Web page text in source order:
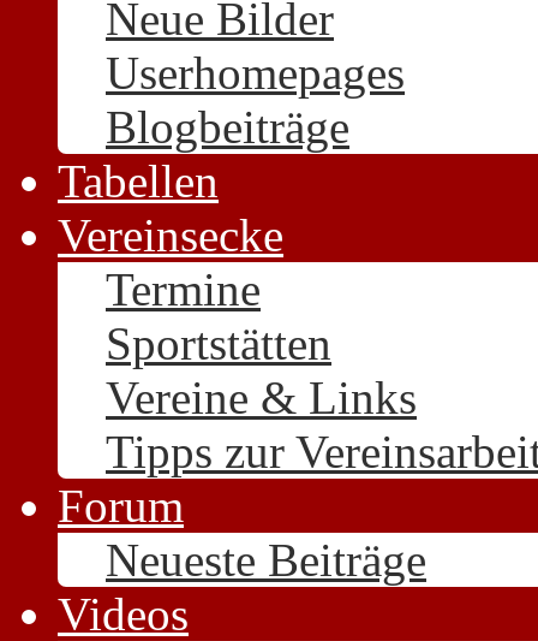
Neue Bilder
Userhomepages
Blogbeiträge
Tabellen
Vereinsecke
Termine
Sportstätten
Vereine & Links
Tipps zur
Forum
Neueste Beiträge
Videos